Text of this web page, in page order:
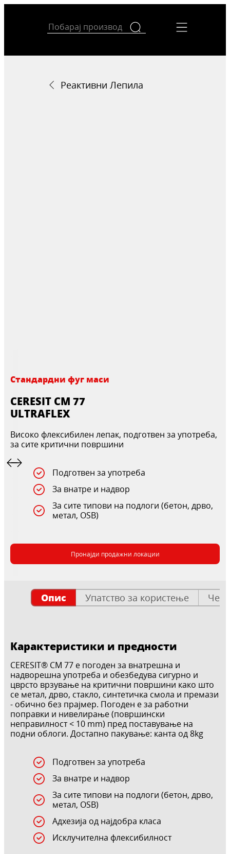
Реактивни Лепила
Стандардни фуг маси
CERESIT CM 77
ULTRAFLEX
Високо флексибилен лепак, подготвен за употреба,
за сите критични површини
Подготвен за употреба
За внатре и надвор
За сите типови на подлоги (бетон, дрво,
метал, OSB)
Пронајди продажни локации
Опис Упатство за користење
Карактеристики и предности
CERESIT® CM 77 е погоден за внатрешна и
надворешна употреба и обезбедува сигурно и
цврсто врзување на критични површини како што
се метал, дрво, стакло, синтетичка смола и премази
- обично без прајмер. Погоден е за работни
поправки и нивелирање (површински
неправилност < 10 mm) пред поставување на
подни облоги. Достапно пакување: канта од 8kg
Подготвен за употреба
За внатре и надвор
За сите типови на подлоги (бетон, дрво,
метал, OSB)
Адхезија од најдобра класа
Исклучителна флексибилност